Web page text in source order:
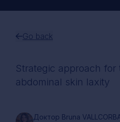
Go back
Strategic approach
abdominal skin laxity
Доктор Bruna